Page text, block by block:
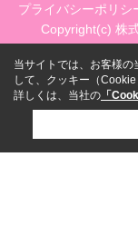
プライバシーポリシ
Copyright(c) 株
当サイトでは、お客様の
して、クッキー（Cookie
詳しくは、当社の 「